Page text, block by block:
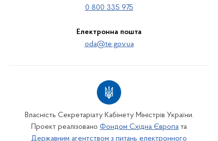
0 800 335 975
Електронна пошта
oda@te.gov.ua
Власність Секретаріату Кабінету Міністрів України.
Проект реалізовано Фондом Східна Європа та
Державним агентством з питань електронного